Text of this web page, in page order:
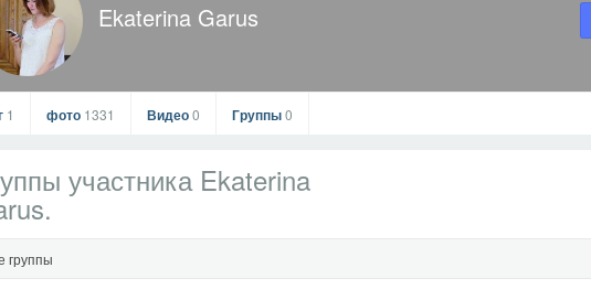
Ekaterina Garus
1 фото 1331 Видео0 Группы0
участника Ekaterina
группы